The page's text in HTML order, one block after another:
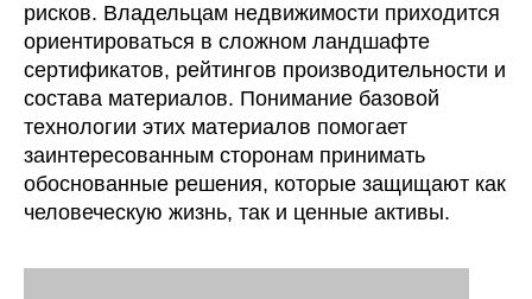
рисков. Владельцам недвижимости приходится
ориентироваться в сложном ландшафте
сертификатов, рейтингов производительности и
состава материалов. Понимание базовой
технологии этих материалов помогает
заинтересованным сторонам принимать
обоснованные решения, которые защищают как
человеческую жизнь, так и ценные активы.